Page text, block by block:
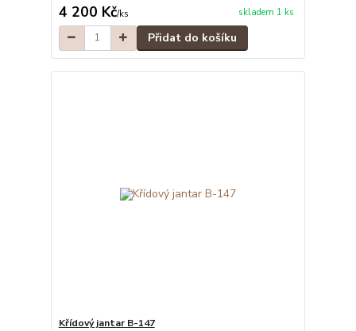
4 200 Kč/ks skladem 1 ks
Přidat do košíku
Křídový jantar B-147